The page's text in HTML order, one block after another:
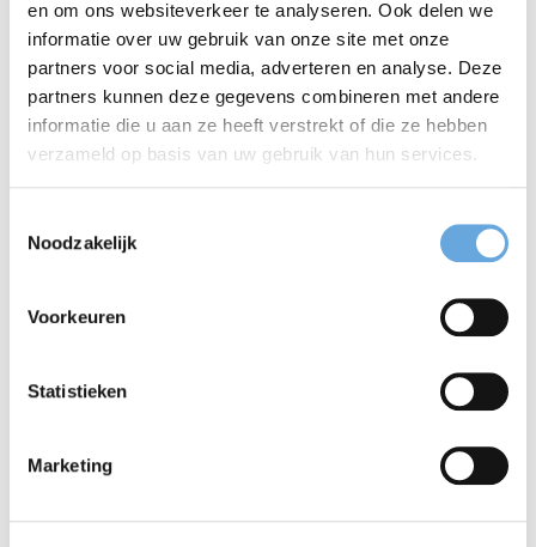
en om ons websiteverkeer te analyseren. Ook delen we
informatie over uw gebruik van onze site met onze
partners voor social media, adverteren en analyse. Deze
partners kunnen deze gegevens combineren met andere
informatie die u aan ze heeft verstrekt of die ze hebben
verzameld op basis van uw gebruik van hun services.
Noodzakelijk
Voorkeuren
Statistieken
Marketing
structureren
woordkeus/woordenschat
formuleren
onderwerpen ook nog aan bod:
leesbegrip